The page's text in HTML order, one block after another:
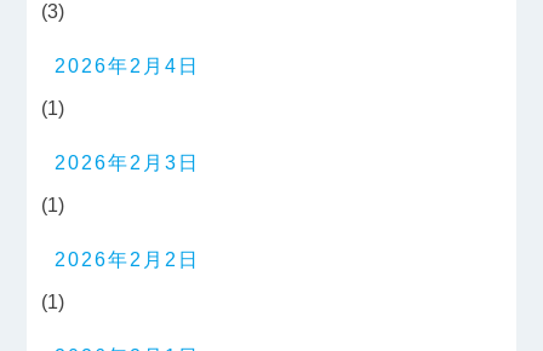
(3)
2026年2月4日
(1)
2026年2月3日
(1)
2026年2月2日
(1)